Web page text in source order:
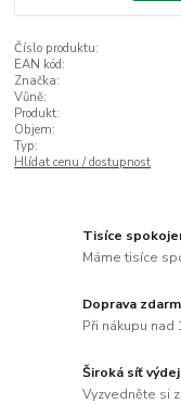
Číslo produktu:
EAN kód:
Značka:
Vůně:
Produkt:
Objem:
Typ:
Hlídat cenu / dostupnost
Tisíce
Máme tisíce
Doprava
Při nákupu nad
Široká síť
Vyzvedněte si